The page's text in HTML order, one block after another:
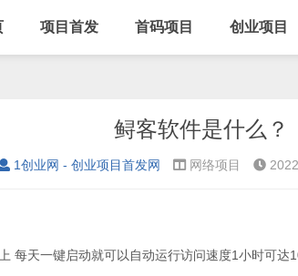
项目首发 首码项目 创业项目
鲟客软件是什么？
1创业网 - 创业项目首发网 网络项目
每天一键启动就可以自动运行访问速度1小时可